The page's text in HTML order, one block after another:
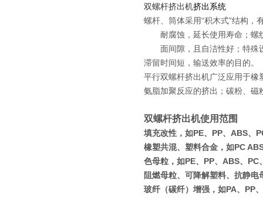
双螺杆挤出机挤出系统
螺杆、筒体采用“积木式”结构
耐腐蚀，延长使用寿命；螺纹
面间隙，且自洁性好；特殊设
滞留时间短，输送效率的目的。
平行双螺杆挤出机广泛应用于
氨脂加聚反应的挤出；碳粉、磁
双螺杆挤出机使用范围
填充改性，如PE、PP、ABS、
橡塑共混、塑料合金，如PC
色母粒，如PE、PP、ABS、PC
阻燃母粒、可降解塑料、抗静电
玻纤（碳纤）增强，如PA、PP